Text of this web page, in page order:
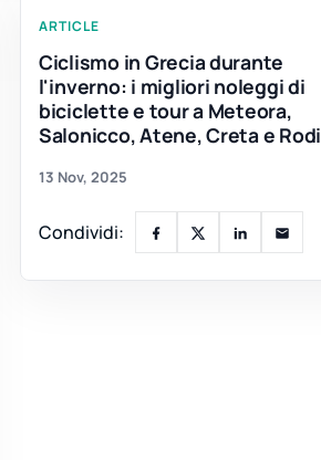
ARTICLE
Ciclismo in Grecia durante
l'inverno: i migliori noleggi di
biciclette e tour a Meteora,
Salonicco, Atene, Creta e Rodi
13 Nov, 2025
Condividi: